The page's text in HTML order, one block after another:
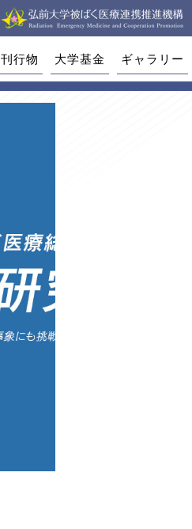
刊行物 大学基金 ギャラリー